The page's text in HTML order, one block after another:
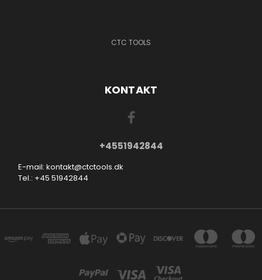
CTC TOOLS
KONTAKT
+4551942844
E-mail: kontakt@ctctools.dk
Tel.: +45 51942844